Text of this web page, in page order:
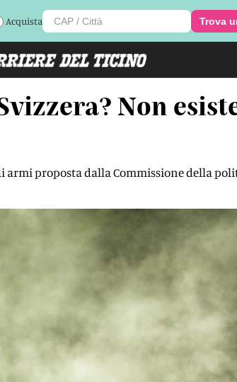
Acquista Trova
Non
proposta dalla Commissione della